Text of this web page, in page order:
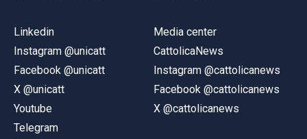
Linkedin
Instagram @unicatt
Facebook @unicatt
X @unicatt
Youtube
Telegram
Media center
CattolicaNews
Instagram @cattolicanews
Facebook @cattolicanews
X @cattolicanews